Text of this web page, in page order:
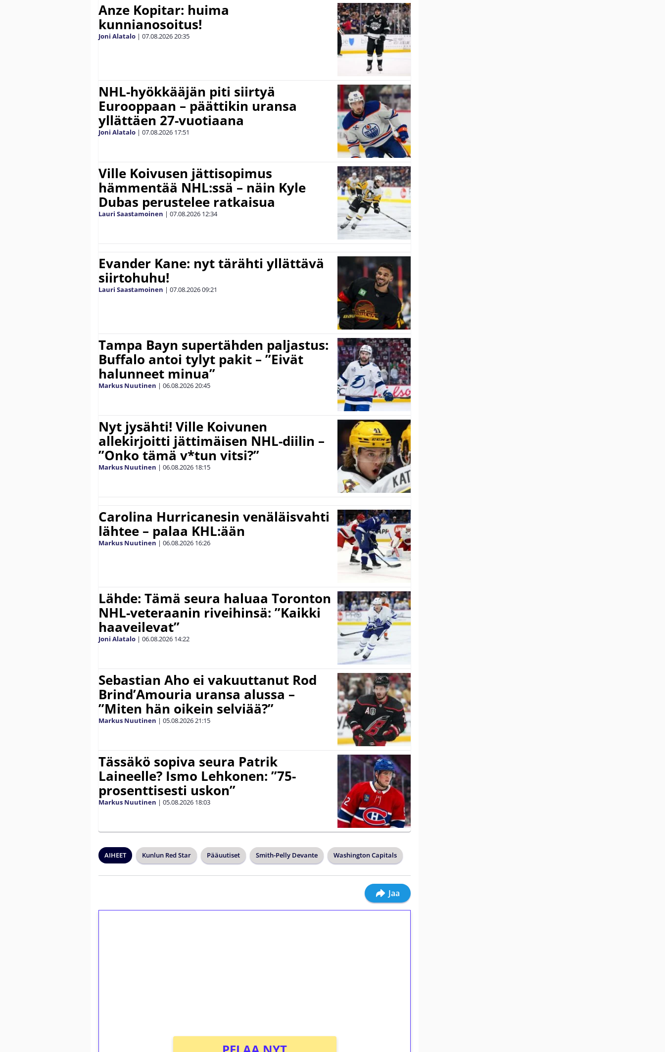
Anze Kopitar: huima
kunnianosoitus!
Joni Alatalo | 07.08.202620:35
NHL-hyökkääjän piti siirtyä
Eurooppaan – päättikin uransa
yllättäen 27-vuotiaana
Joni Alatalo | 07.08.2026 17:51
Ville Koivusen jättisopimus
hämmentää NHL:ssä – näin Kyle
Dubas perustelee ratkaisua
Lauri Saastamoinen | 07.08.2026 12:34
Evander Kane: nyt tärähti yllättävä
siirtohuhu!
Lauri Saastamoinen | 07.08.202609:21
Tampa Bayn supertähden paljastus:
Buffalo antoi tylyt pakit – ”Eivät
halunneet minua”
Markus Nuutinen | 06.08.202620:45
Nyt jysähti! Ville Koivunen
allekirjoitti jättimäisen NHL-diilin –
”Onko tämä v*tun vitsi?”
Markus Nuutinen | 06.08.2026 18:15
Carolina Hurricanesin venäläisvahti
lähtee – palaa KHL:ään
Markus Nuutinen | 06.08.2026 16:26
Lähde: Tämä seura haluaa Toronton
NHL-veteraanin riveihinsä: ”Kaikki
haaveilevat”
Joni Alatalo | 06.08.2026 14:22
Sebastian Aho ei vakuuttanut Rod
Brind’Amouria uransa alussa –
”Miten hän oikein selviää?”
Markus Nuutinen | 05.08.202621:15
Tässäkö sopiva seura Patrik
Laineelle? Ismo Lehkonen: ”75-
prosenttisesti uskon”
Markus Nuutinen | 05.08.2026 18:03
AIHEET Kunlun Red Star Pääuutiset Smith-Pelly Devante Washington Capitals
Jaa